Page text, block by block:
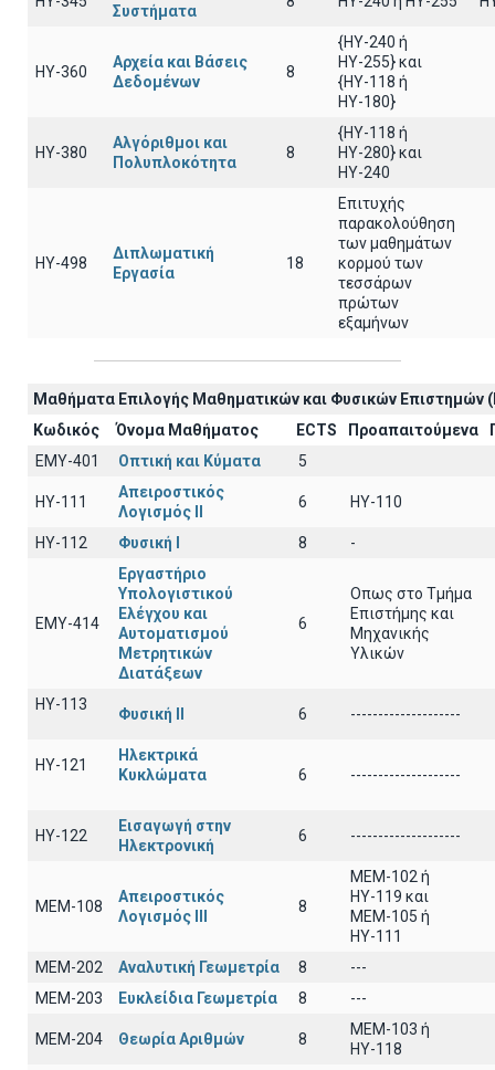
Συστήματα
HY-360
Αρχεία και Βάσεις
Δεδομένων
8
{HY-240 ή
ΗΥ-255} και
{ΗΥ-118 ή
ΗΥ-180}
HY-380
Αλγόριθμοι και
Πολυπλοκότητα
8
{HY-118 ή
ΗΥ-280} και
ΗΥ-240
HY-498
Διπλωματική
Εργασία
18
Επιτυχής
παρακολούθηση
των μαθημάτων
κορμού των
τεσσάρων
πρώτων
εξαμήνων
Μαθήματα Επιλογής Μαθηματικών και Φυσικών Επιστημών
Κωδικός
Όνομα Μαθήματος ECTS Προαπαιτούμενα
EΜY-401
Οπτική και Κύματα 5
HY-111
Απειροστικός
Λογισμός ΙI
6 HY-110
HY-112 Φυσική I 8 -
ΕΜΥ-414
Εργαστήριο
Υπολογιστικού
Ελέγχου και
Αυτοματισμού
Μετρητικών
Διατάξεων
6
Οπως στο Τμήμα
Επιστήμης και
Μηχανικής
Υλικών
ΗΥ-113
Φυσική ΙΙ 6 --------------------
ΗΥ-121
Ηλεκτρικά
Κυκλώματα
6 --------------------
ΗΥ-122
Εισαγωγή στην
Ηλεκτρονική
6 --------------------
ΜΕΜ-108
Απειροστικός
Λογισμός ΙΙI
8
MEM-102 ή
ΗΥ-119 και
ΜΕΜ-105 ή
ΗΥ-111
ΜΕΜ-202
Αναλυτική Γεωμετρία 8
---
ΜΕΜ-203
Ευκλείδια Γεωμετρία 8 ---
ΜΕΜ-204 Θεωρία Αριθμών 8
ΜΕΜ-103 ή
ΗΥ-118